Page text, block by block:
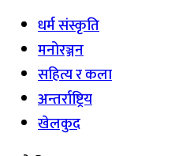
धर्म संस्कृति
मनोरञ्जन
सहित्य र कला
अन्तर्राष्ट्रिय
खेलकुद